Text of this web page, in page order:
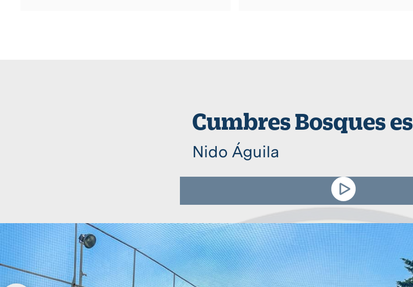
Cumbres Bosques es
Nido Águila